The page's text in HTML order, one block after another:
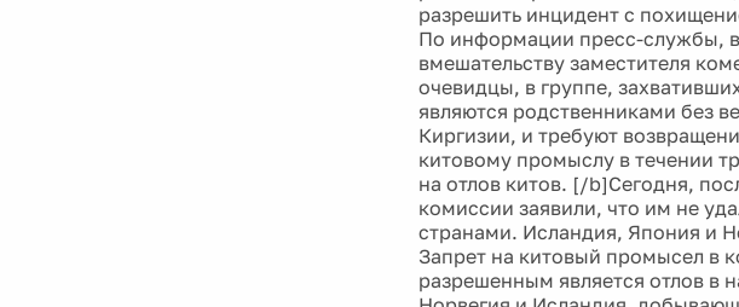
разрешить инцидент с
По информации пресс-службы,
вмешательству заместителя
очевидцы, в группе,
являются родственниками без
Киргизии, и требуют
китовому промыслу в течении
на отлов китов. [/b]Сегодня,
комиссии заявили, что им не
странами. Исландия, Япония и
Запрет на китовый промысел в
разрешенным является отлов в